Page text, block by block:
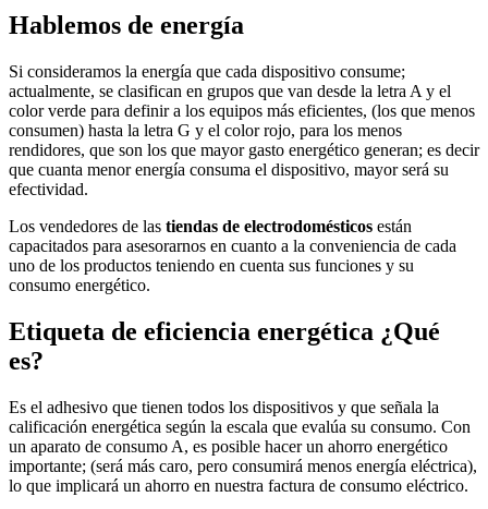
Hablemos de energía
Si consideramos la energía que cada dispositivo consume;
actualmente, se clasifican en grupos que van desde la letra A y el
color verde para definir a los equipos más eficientes, (los que menos
consumen) hasta la letra G y el color rojo, para los menos
rendidores, que son los que mayor gasto energético generan; es decir
que cuanta menor energía consuma el dispositivo, mayor será su
efectividad.
Los vendedores de las tiendas de electrodomésticos están
capacitados para asesorarnos en cuanto a la conveniencia de cada
uno de los productos teniendo en cuenta sus funciones y su
consumo energético.
Etiqueta de eficiencia energética ¿Qué
es?
Es el adhesivo que tienen todos los dispositivos y que señala la
calificación energética según la escala que evalúa su consumo. Con
un aparato de consumo A, es posible hacer un ahorro energético
importante; (será más caro, pero consumirá menos energía eléctrica),
lo que implicará un ahorro en nuestra factura de consumo eléctrico.